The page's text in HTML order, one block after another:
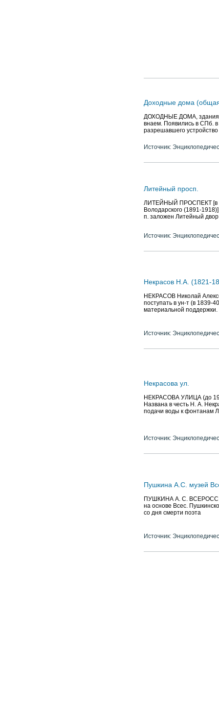
Доходные дома
ДОХОДНЫЕ ДОМА, здания,
внаем. Появились в СПб.
разрешавшего
Источник:
Литейный просп.
ЛИТЕЙНЫЙ ПРОСПЕКТ [в
Володарского (1891-
п. заложен Литейный
Источник:
Некрасов Н.А. (1821-
НЕКРАСОВ Николай
поступать в ун-т (в 1839-
материальной
Источник:
Некрасова ул.
НЕКРАСОВА УЛИЦА (до
Названа в честь Н. А.
подачи воды к фонтанам
Источник:
Пушкина А.С. музей
ПУШКИНА А. С.
на основе Всес.
со дня смерти поэта
Источник: